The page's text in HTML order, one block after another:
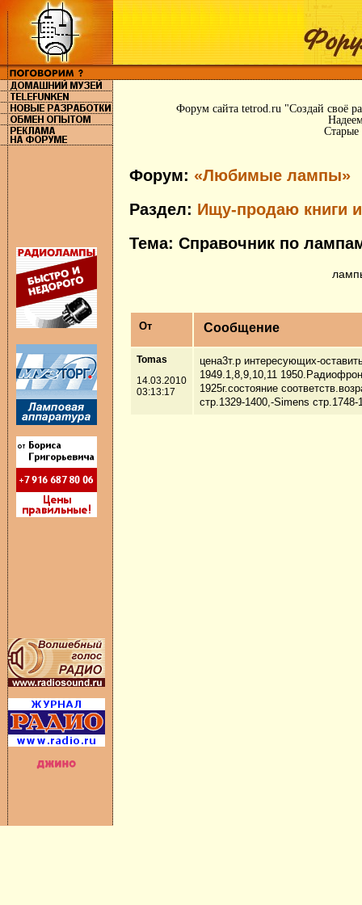
Форум сайта tetrod.ru "Создай своё
Старые
Форум: «Любимые лампы»
Раздел: Ищу-продаю книги
Тема: Справочник по
От Сообщение
Tomas
14.03.2010
03:13:17
цена3т.р интересующих-
1949.1,8,9,10,11
1925г.состояние
cтр.1329-1400,-Simens